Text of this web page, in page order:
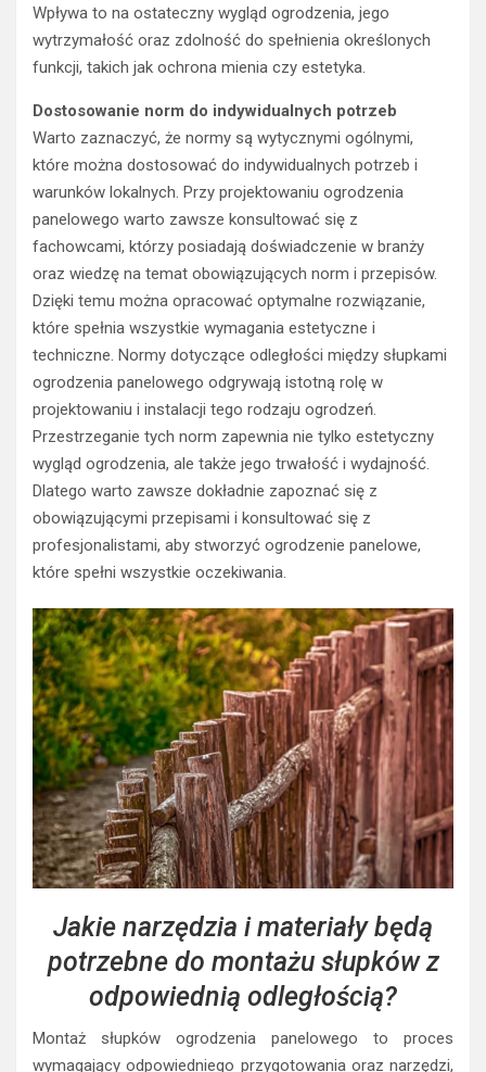
Wpływa to na ostateczny wygląd ogrodzenia, jego
wytrzymałość oraz zdolność do spełnienia określonych
funkcji, takich jak ochrona mienia czy estetyka.
Dostosowanie norm do indywidualnych potrzeb
Warto zaznaczyć, że normy są wytycznymi ogólnymi,
które można dostosować do indywidualnych potrzeb i
warunków lokalnych. Przy projektowaniu ogrodzenia
panelowego warto zawsze konsultować się z
fachowcami, którzy posiadają doświadczenie w branży
oraz wiedzę na temat obowiązujących norm i przepisów.
Dzięki temu można opracować optymalne rozwiązanie,
które spełnia wszystkie wymagania estetyczne i
techniczne. Normy dotyczące odległości między słupkami
ogrodzenia panelowego odgrywają istotną rolę w
projektowaniu i instalacji tego rodzaju ogrodzeń.
Przestrzeganie tych norm zapewnia nie tylko estetyczny
wygląd ogrodzenia, ale także jego trwałość i wydajność.
Dlatego warto zawsze dokładnie zapoznać się z
obowiązującymi przepisami i konsultować się z
profesjonalistami, aby stworzyć ogrodzenie panelowe,
które spełni wszystkie oczekiwania.
Jakie narzędzia i materiały będą
potrzebne do montażu słupków z
odpowiednią odległością?
Montaż słupków ogrodzenia panelowego to proces
wymagający odpowiedniego przygotowania oraz narzędzi,